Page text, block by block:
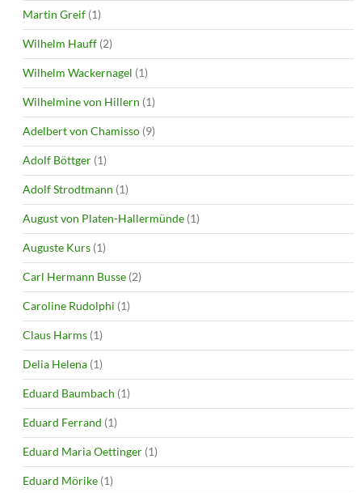
Martin Greif (1)
Wilhelm Hauff (2)
Wilhelm Wackernagel (1)
Wilhelmine von Hillern (1)
Adelbert von Chamisso (9)
Adolf Böttger (1)
Adolf Strodtmann (1)
August von Platen-Hallermünde (1)
Auguste Kurs (1)
Carl Hermann Busse (2)
Caroline Rudolphi (1)
Claus Harms (1)
Delia Helena (1)
Eduard Baumbach (1)
Eduard Ferrand (1)
Eduard Maria Oettinger (1)
Eduard Mörike (1)